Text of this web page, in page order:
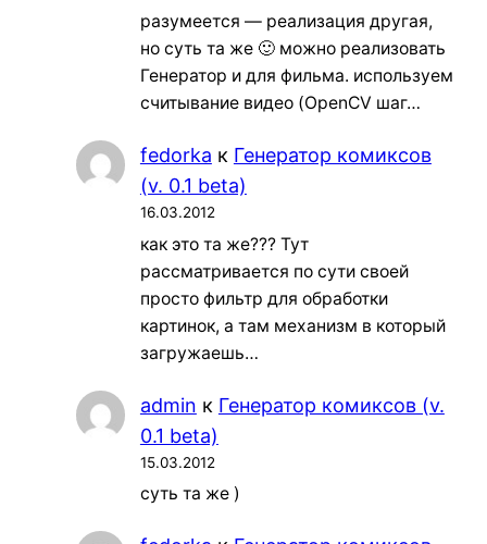
разумеется — реализация другая,
но суть та же 🙂 можно реализовать
Генератор и для фильма. используем
считывание видео (OpenCV шаг…
fedorka к Генератор комиксов
(v. 0.1 beta)
16.03.2012
как это та же??? Тут
рассматривается по сути своей
просто фильтр для обработки
картинок, а там механизм в который
загружаешь…
admin к Генератор комиксов (v.
0.1 beta)
15.03.2012
суть та же )